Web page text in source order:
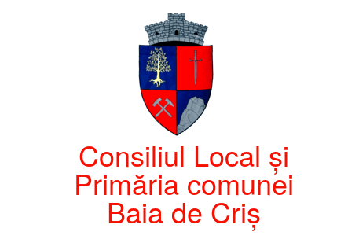
Consiliul Local și
Primăria comunei
Baia de Criș